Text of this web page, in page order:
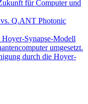
für Computer und
Q.ANT Photonic
Synapse-Modell
umgesetzt.
durch die Hoyer-